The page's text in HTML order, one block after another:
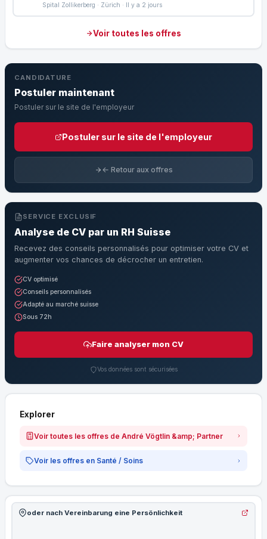
Spital Zollikerberg · Zürich · Il y a 2 jours
Voir toutes les offres
CANDIDATURE
Postuler maintenant
Postuler sur le site de l'employeur
Postuler sur le site de l'employeur
← Retour aux offres
SERVICE EXCLUSIF
Analyse de CV par un RH Suisse
Recevez des conseils personnalisés pour optimiser votre CV et
augmenter vos chances de décrocher un entretien.
CV optimisé
Conseils personnalisés
Adapté au marché suisse
Sous 72h
Faire analyser mon CV
Vos données sont sécurisées
Explorer
Voir toutes les offres de André Vögtlin &amp; Partner
Voir les offres en Santé / Soins
oder nach Vereinbarung eine Persönlichkeit